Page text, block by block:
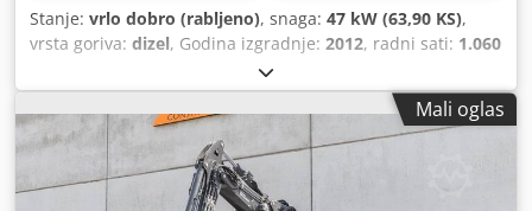
Stanje: vrlo dobro (rabljeno), snaga: 47 kW (63,90 KS),
vrsta goriva: dizel, Godina izgradnje: 2012, radni sati: 1.060
Mali oglas